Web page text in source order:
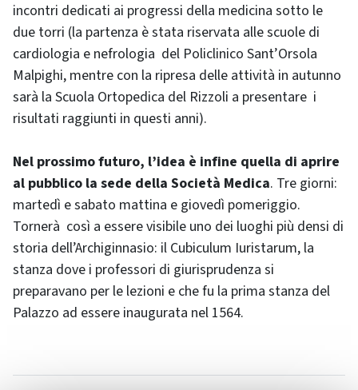
incontri dedicati ai progressi della medicina sotto le
due torri (la partenza è stata riservata alle scuole di
cardiologia e nefrologia del Policlinico Sant’Orsola
Malpighi, mentre con la ripresa delle attività in autunno
sarà la Scuola Ortopedica del Rizzoli a presentare i
risultati raggiunti in questi anni).
Nel prossimo futuro, l’idea è infine quella di aprire
al pubblico la sede della Società Medica. Tre giorni:
martedì e sabato mattina e giovedì pomeriggio.
Tornerà così a essere visibile uno dei luoghi più densi di
storia dell’Archiginnasio: il Cubiculum Iuristarum, la
stanza dove i professori di giurisprudenza si
preparavano per le lezioni e che fu la prima stanza del
Palazzo ad essere inaugurata nel 1564.